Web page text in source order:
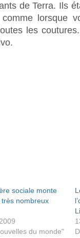
de Terra. Ils
lorsque
les
sociale monte
nombreux
du monde"